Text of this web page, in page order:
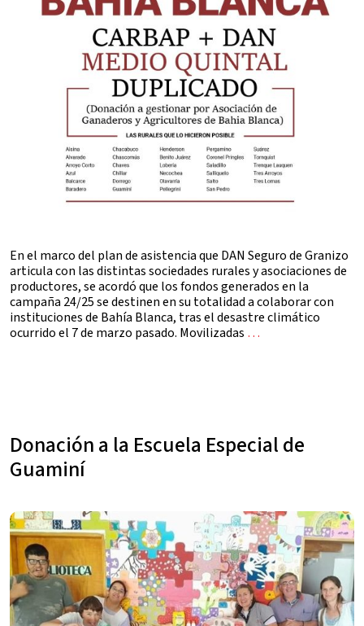
En el marco del plan de asistencia que DAN Seguro de Granizo
articula con las distintas sociedades rurales y asociaciones de
productores, se acordó que los fondos generados en la
campaña 24/25 se destinen en su totalidad a colaborar con
instituciones de Bahía Blanca, tras el desastre climático
ocurrido el 7 de marzo pasado. Movilizadas …
Donación a la Escuela Especial de
Guaminí